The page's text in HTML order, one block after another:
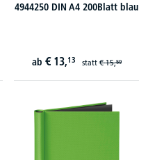
4944250 DIN A4 200Blatt blau
ab € 13,13 statt€ 15,59